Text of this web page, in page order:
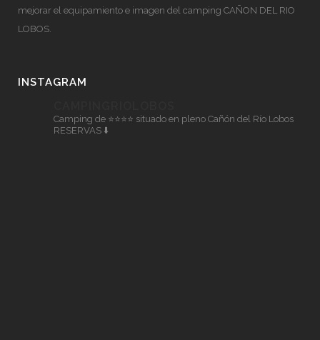
mejorar el equipamiento e imagen del camping CAÑON DEL RIO
LOBOS.
INSTAGRAM
Camping de ⭐⭐⭐⭐ situado en pleno Cañón del Río Lobos
RESERVAS ⬇️